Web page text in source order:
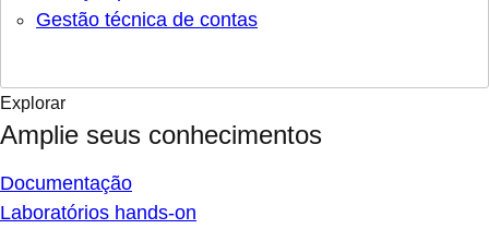
Gestão técnica de contas
Explorar
Amplie seus conhecimentos
Documentação
Laboratórios hands-on